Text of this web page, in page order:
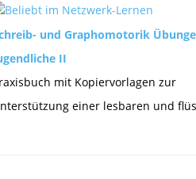
und Graphomotorik
II
mit Kopiervorlagen zur
einer lesbaren und